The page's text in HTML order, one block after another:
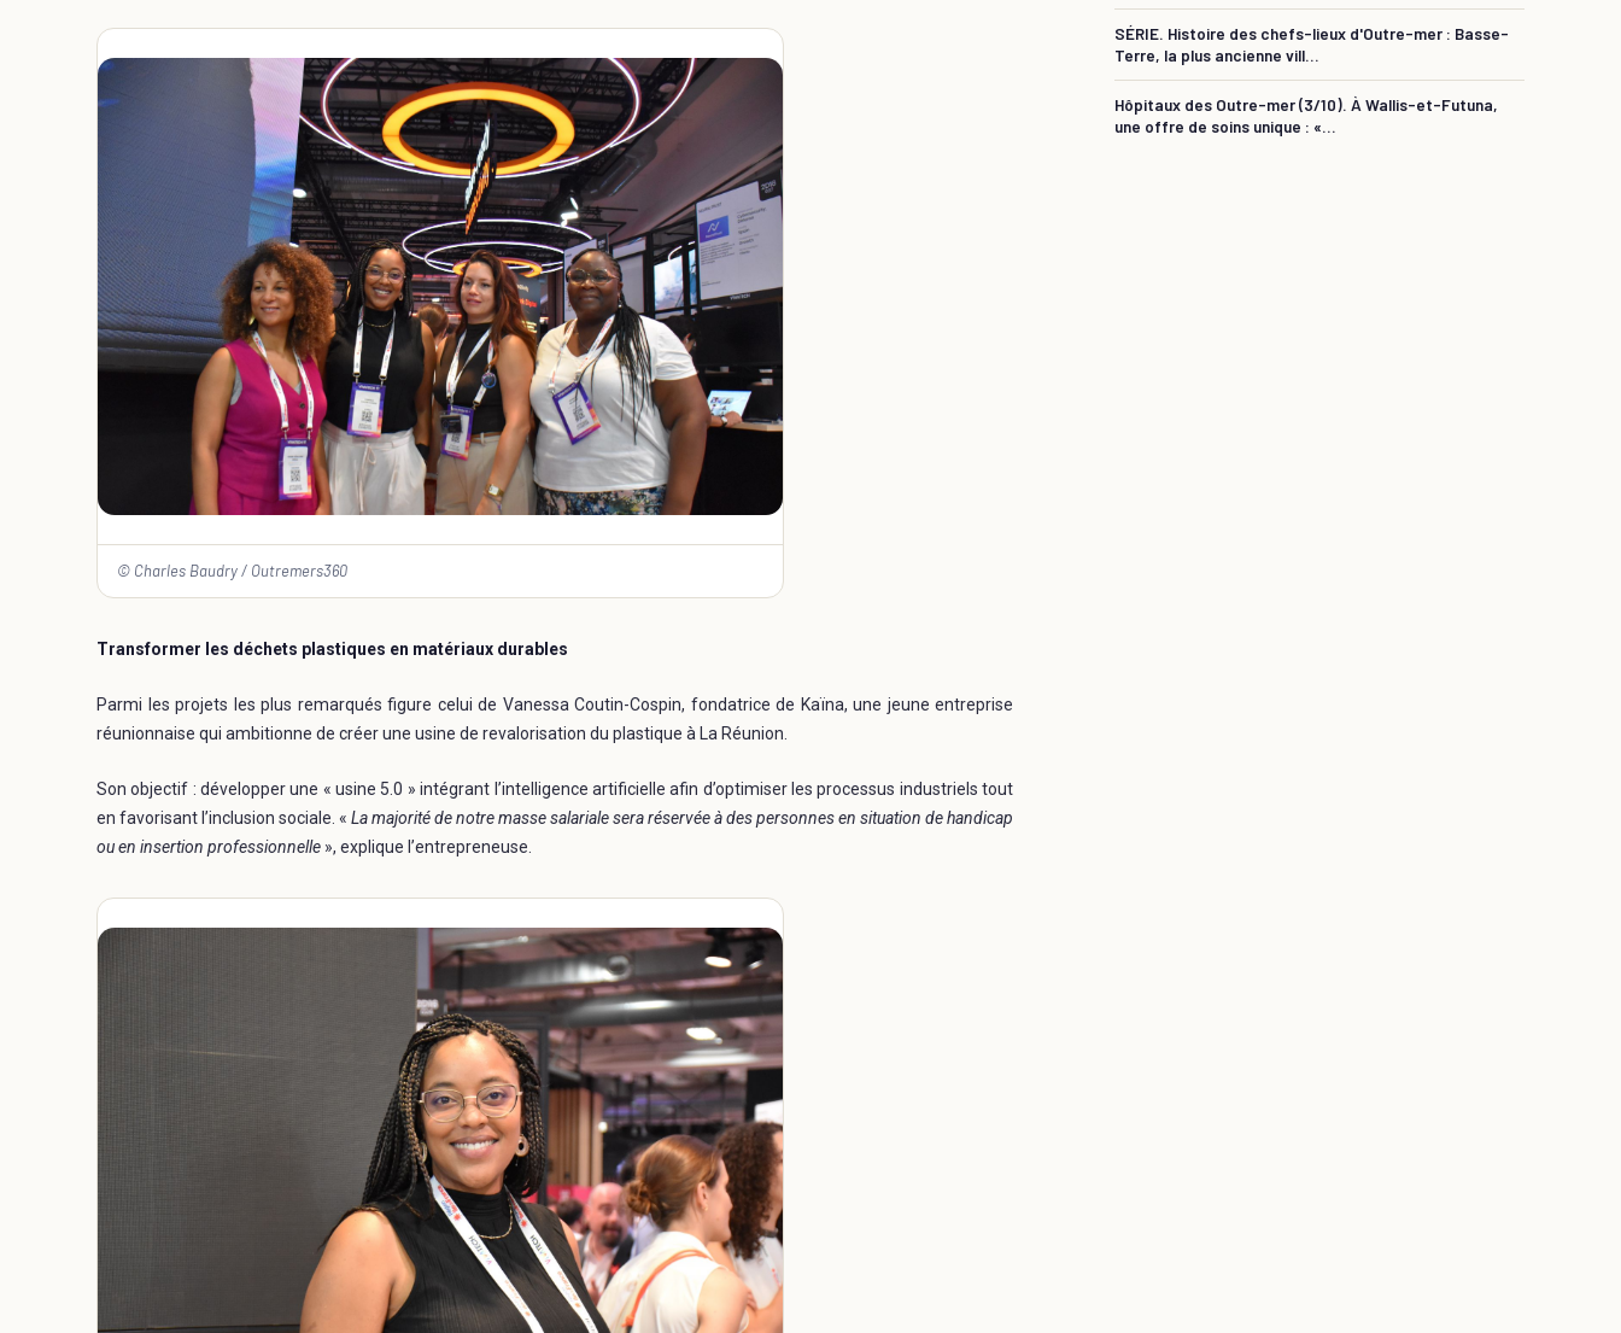
© Charles Baudry / Outremers360
Transformer les déchets plastiques en matériaux durables
Parmi les projets les plus remarqués figure celui de Vanessa Coutin-Cospin, fondatrice de Kaïna, une jeune entreprise
réunionnaise qui ambitionne de créer une usine de revalorisation du plastique à La Réunion.
Son objectif : développer une « usine 5.0 » intégrant l’intelligence artificielle afin d’optimiser les processus industriels tout
en favorisant l’inclusion sociale. « La majorité de notre masse salariale sera réservée à des personnes en situation de handicap
ou en insertion professionnelle », explique l’entrepreneuse.
SÉRIE. Histoire des chefs-lieux d'Outre-mer : Basse-
Terre, la plus ancienne vill...
Hôpitaux des Outre-mer (3/10). À Wallis-et-Futuna,
une offre de soins unique : «...